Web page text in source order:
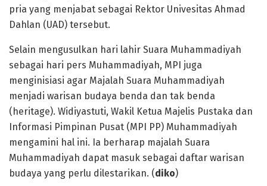
pria yang menjabat sebagai Rektor Univesitas Ahmad
Dahlan (UAD) tersebut.
Selain mengusulkan hari lahir Suara Muhammadiyah
sebagai hari pers Muhammadiyah, MPI juga
menginisiasi agar Majalah Suara Muhammadiyah
menjadi warisan budaya benda dan tak benda
(heritage). Widiyastuti, Wakil Ketua Majelis Pustaka dan
Informasi Pimpinan Pusat (MPI PP) Muhammadiyah
mengamini hal ini. Ia berharap majalah Suara
Muhammadiyah dapat masuk sebagai daftar warisan
budaya yang perlu dilestarikan. (diko)